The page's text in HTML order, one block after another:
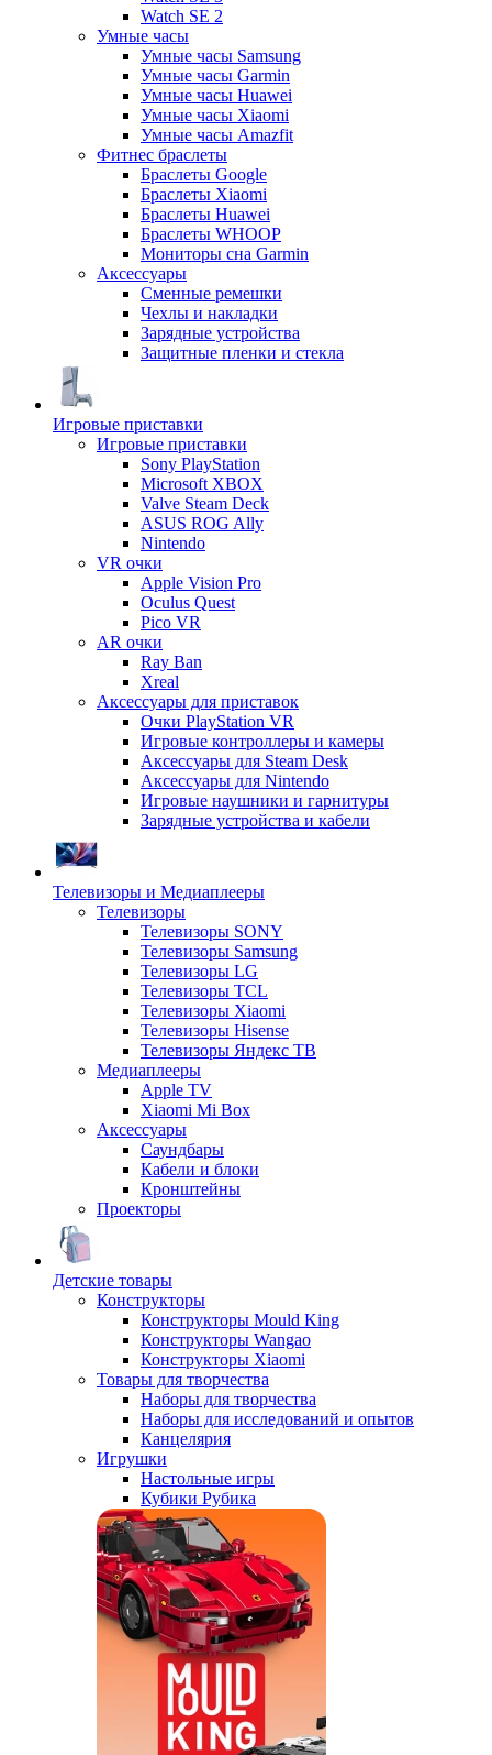
Watch SE 2
Умные часы
Умные часы Samsung
Умные часы Garmin
Умные часы Huawei
Умные часы Xiaomi
Умные часы Amazfit
Фитнес браслеты
Браслеты Google
Браслеты Xiaomi
Браслеты Huawei
Браслеты WHOOP
Мониторы сна Garmin
Аксессуары
Сменные ремешки
Чехлы и накладки
Зарядные устройства
Защитные пленки и стекла
Игровые приставки
Игровые приставки
Sony PlayStation
Microsoft XBOX
Valve Steam Deck
ASUS ROG Ally
Nintendo
VR очки
Apple Vision Pro
Oculus Quest
Pico VR
AR очки
Ray Ban
Xreal
Аксессуары для приставок
Очки PlayStation VR
Игровые контроллеры и камеры
Аксессуары для Steam Desk
Аксессуары для Nintendo
Игровые наушники и гарнитуры
Зарядные устройства и кабели
Телевизоры и Медиаплееры
Телевизоры
Телевизоры SONY
Телевизоры Samsung
Телевизоры LG
Телевизоры TCL
Телевизоры Xiaomi
Телевизоры Hisense
Телевизоры Яндекс ТВ
Медиаплееры
Apple TV
Xiaomi Mi Box
Аксессуары
Саундбары
Кабели и блоки
Кронштейны
Проекторы
Детские товары
Конструкторы
Конструкторы Mould King
Конструкторы Wangao
Конструкторы Xiaomi
Товары для творчества
Наборы для творчества
Наборы для исследований и опытов
Канцелярия
Игрушки
Настольные игры
Кубики Рубика